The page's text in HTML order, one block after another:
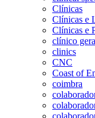
Clínicas
Clínicas e
Clínicas e
clínico
clinics
CNC
Coast of
coimbra